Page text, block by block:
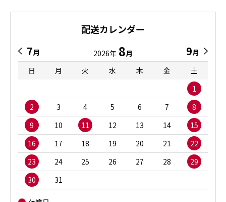
配送カレンダー
7月 2026年 8月 9月
日
月 火 水 木 金
土
1
2
3 4 5 6 7
8
9
10 11 12 13 14
15
16
17 18 19 20 21
22
23
24 25 26 27 28
29
30
31